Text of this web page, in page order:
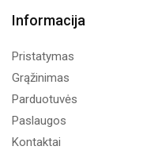
Informacija
Pristatymas
Grąžinimas
Parduotuvės
Paslaugos
Kontaktai